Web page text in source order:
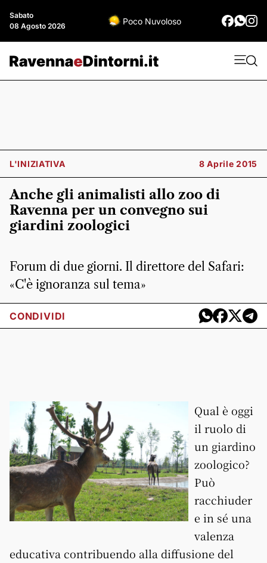
Sabato
08 Agosto 2026
Poco Nuvoloso
L'INIZIATIVA 8 Aprile 2015
Anche gli animalisti allo zoo di
Ravenna per un convegno sui
giardini zoologici
Forum di due giorni. Il direttore del Safari:
«C'è ignoranza sul tema»
CONDIVIDI
Qual è oggi
il ruolo di
un giardino
zoologico?
Può
racchiuder
e in sé una
valenza
educativa contribuendo alla diffusione del